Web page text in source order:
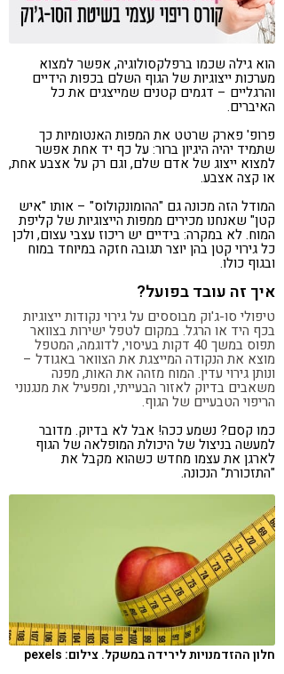
הוא גילה שכמו ברפלקסולוגיה, אפשר למצוא
מערכות ייצוגיות של הגוף השלם בכפות הידיים
והרגליים – דגמים קטנים שמייצגים את כל
האיברים.
פרופ' פארק שרטט את המפות האנטומיות כך
שתמיד יהיה היגיון ברור: על כף יד אחת אפשר
למצוא ייצוג של אדם שלם, וגם רק על אצבע אחת,
או קצה אצבע.
המודל הזה מכונה גם "ההומונקולוס" – אותו "איש
קטן" שאנחנו מכירים ממפות הייצוגיות של קליפת
המוח. לא במקרה: בידיים יש ריכוז עצבי עצום, ולכן
כל גירוי קטן בהן יוצר תגובה חזקה במיוחד במוח
ובגוף כולו.
איך זה עובד בפועל?
טיפולי סו-ג'וק מבוססים על גירוי נקודות ייצוגיות
בכף היד או הרגל. במקום לטפל ישירות בצוואר
תפוס במשך 40 דקות בעיסוי, לדוגמה, המטפל
מוצא את הנקודה המייצגת את הצוואר באגודל –
ונותן גירוי עדין. המוח מזהה את האות, מפנה
משאבים בדיוק לאזור הבעייתי, ומפעיל את מנגנוני
הריפוי הטבעיים של הגוף.
כמו קסם? נשמע ככה! אבל לא בדיוק. מדובר
למעשה בניצול של היכולת המופלאה של הגוף
לארגן את עצמו מחדש כשהוא מקבל את
"התזכורת" הנכונה.
חלון ההזדמנויות לירידה במשקל. צילום: pexels